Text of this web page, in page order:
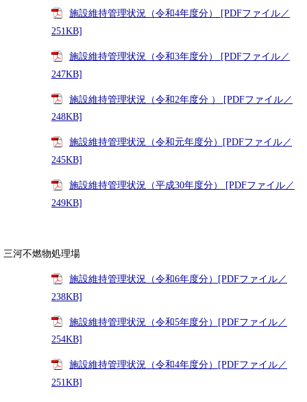
施設維持管理状況（令和4年度分） [PDFファイル／
251KB]
施設維持管理状況（令和3年度分） [PDFファイル／
247KB]
施設維持管理状況（令和2年度分 ） [PDFファイル／
248KB]
施設維持管理状況（令和元年度分）[PDFファイル／
245KB]
施設維持管理状況（平成30年度分） [PDFファイル／
249KB]
三河不燃物処理場
施設維持管理状況（令和6年度分）[PDFファイル／
238KB]
施設維持管理状況（令和5年度分）[PDFファイル／
254KB]
施設維持管理状況（令和4年度分）[PDFファイル／
251KB]